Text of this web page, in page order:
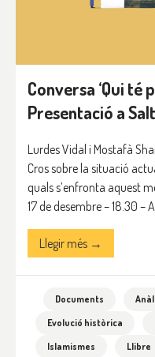
Conversa ‘Qui té
Presentació a
Lurdes Vidal i Mostafà
Cros sobre la situació
quals s’enfronta aquest
17 de desembre – 18.30 –
Llegir més →
Documents
Evolució històrica
Islamismes
Llibre